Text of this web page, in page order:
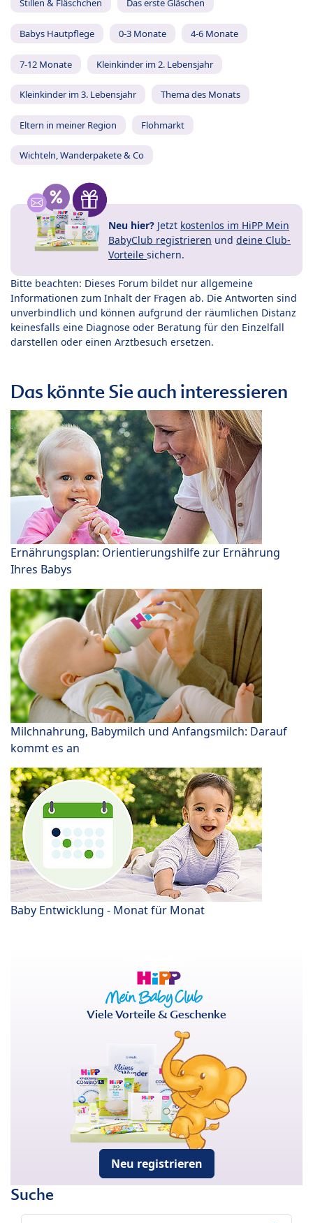
Stillen & Fläschchen Das erste Gläschen
Babys Hautpflege 0-3 Monate 4-6 Monate
7-12 Monate Kleinkinder im 2. Lebensjahr
Kleinkinder im 3. Lebensjahr Thema des Monats
Eltern in meiner Region Flohmarkt
Wichteln, Wanderpakete & Co
Neu hier? Jetzt kostenlos im HiPP Mein
BabyClub registrieren und deine Club-
Vorteile sichern.
Bitte beachten: Dieses Forum bildet nur allgemeine
Informationen zum Inhalt der Fragen ab. Die Antworten sind
unverbindlich und können aufgrund der räumlichen Distanz
keinesfalls eine Diagnose oder Beratung für den Einzelfall
darstellen oder einen Arztbesuch ersetzen.
Das könnte Sie auch interessieren
Ernährungsplan: Orientierungshilfe zur Ernährung
Ihres Babys
Milchnahrung, Babymilch und Anfangsmilch: Darauf
kommt es an
Baby Entwicklung - Monat für Monat
Viele Vorteile & Geschenke
Neu registrieren
Suche